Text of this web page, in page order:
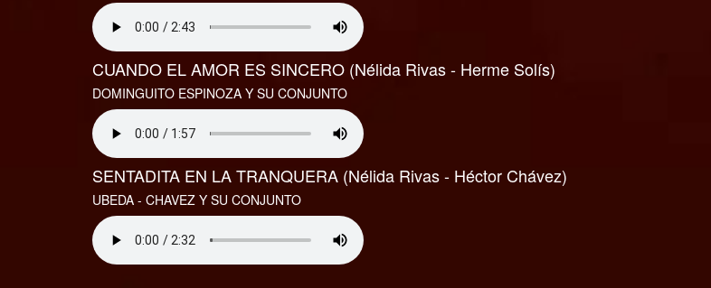
CUANDO EL AMOR ES SINCERO (Nélida Rivas - Herme Solís)
DOMINGUITO ESPINOZA Y SU CONJUNTO
SENTADITA EN LA TRANQUERA (Nélida Rivas - Héctor Chávez)
UBEDA - CHAVEZ Y SU CONJUNTO